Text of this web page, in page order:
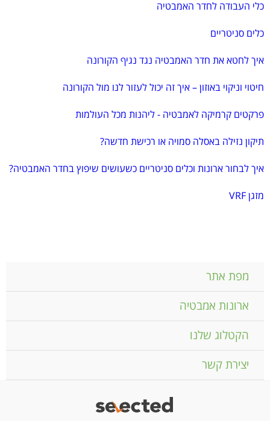
כלי העבודה לחדר האמבטיה
כלים סניטריים
איך לחטא את חדר האמבטיה נגד נגיף הקורונה
חיטוי וניקוי באוזון – איך זה יכול לעזור לנו מול הקורונה
פרקטים קרמיקה לאמבטיה - ליהנות מכל העולמות
תיקון נזילה באסלה סמויה או רכישת חדשה?
איך לבחור ארונות וכלים סניטריים כשעושים שיפוץ בחדר האמבטיה?
מזגן VRF
מפת אתר
ארונות אמבטיה
הקטלוג שלנו
יצירת קשר